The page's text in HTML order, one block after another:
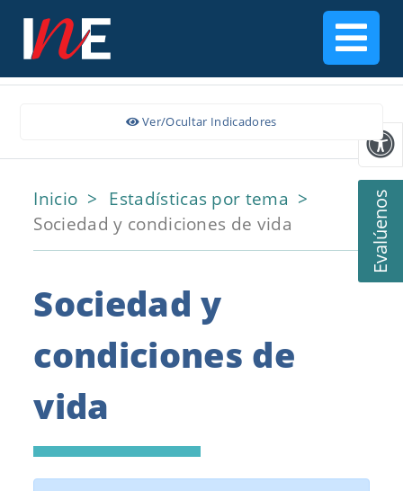
Evalúenos
Ver/Ocultar Indicadores
Inicio
Estadísticas por tema
Sociedad y condiciones de vida
Sociedad y
condiciones de
vida